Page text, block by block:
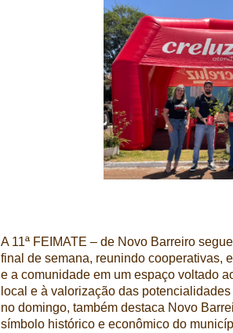
A 11ª FEIMATE – de Novo Barreiro
final de semana, reunindo cooperativas,
e a comunidade em um espaço voltado
local e à valorização das
no domingo, também destaca Novo
símbolo histórico e econômico do